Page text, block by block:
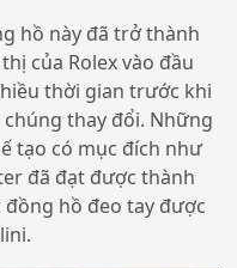
hồ này đã trở thành
của Rolex vào đầu
thời gian trước khi
thay đổi. Những
tạo có mục đích như
đã đạt được thành
hồ đeo tay được